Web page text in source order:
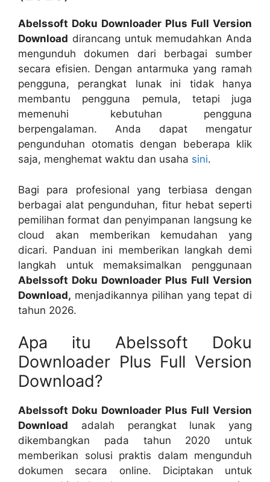
Abelssoft Doku Downloader Plus Full Version
Download dirancang untuk memudahkan Anda
mengunduh dokumen dari berbagai sumber
secara efisien. Dengan antarmuka yang ramah
pengguna, perangkat lunak ini tidak hanya
membantu pengguna pemula, tetapi juga
memenuhi kebutuhan pengguna
berpengalaman. Anda dapat mengatur
pengunduhan otomatis dengan beberapa klik
saja, menghemat waktu dan usaha sini.
Bagi para profesional yang terbiasa dengan
berbagai alat pengunduhan, fitur hebat seperti
pemilihan format dan penyimpanan langsung ke
cloud akan memberikan kemudahan yang
dicari. Panduan ini memberikan langkah demi
langkah untuk memaksimalkan penggunaan
Abelssoft Doku Downloader Plus Full Version
Download, menjadikannya pilihan yang tepat di
tahun 2026.
Apa itu Abelssoft Doku
Downloader Plus Full Version
Download?
Abelssoft Doku Downloader Plus Full Version
Download adalah perangkat lunak yang
dikembangkan pada tahun 2020 untuk
memberikan solusi praktis dalam mengunduh
dokumen secara online. Diciptakan untuk